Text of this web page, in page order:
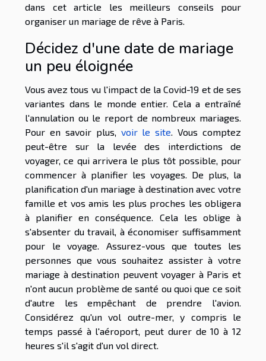
dans cet article les meilleurs conseils pour
organiser un mariage de rêve à Paris.
Décidez d'une date de mariage
un peu éloignée
Vous avez tous vu l'impact de la Covid-19 et de ses
variantes dans le monde entier. Cela a entraîné
l'annulation ou le report de nombreux mariages.
Pour en savoir plus, voir le site. Vous comptez
peut-être sur la levée des interdictions de
voyager, ce qui arrivera le plus tôt possible, pour
commencer à planifier les voyages. De plus, la
planification d'un mariage à destination avec votre
famille et vos amis les plus proches les obligera
à planifier en conséquence. Cela les oblige à
s'absenter du travail, à économiser suffisamment
pour le voyage. Assurez-vous que toutes les
personnes que vous souhaitez assister à votre
mariage à destination peuvent voyager à Paris et
n'ont aucun problème de santé ou quoi que ce soit
d'autre les empêchant de prendre l'avion.
Considérez qu'un vol outre-mer, y compris le
temps passé à l'aéroport, peut durer de 10 à 12
heures s'il s'agit d'un vol direct.